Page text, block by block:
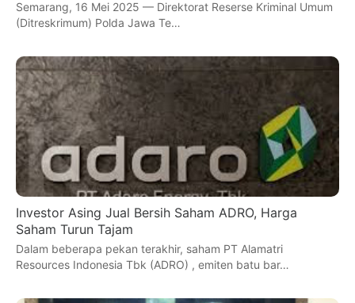
Semarang, 16 Mei 2025 — Direktorat Reserse Kriminal Umum
(Ditreskrimum) Polda Jawa Te…
Investor Asing Jual Bersih Saham ADRO, Harga
Saham Turun Tajam
Dalam beberapa pekan terakhir, saham PT Alamatri
Resources Indonesia Tbk (ADRO) , emiten batu bar…